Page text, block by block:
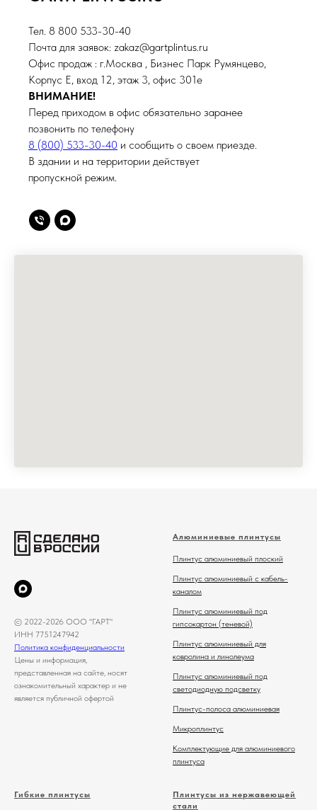
Тел. 8 800 533-30-40
Почта для заявок: zakaz@gartplintus.ru
Офис продаж : г.Москва , Бизнес Парк Румянцево,
Корпус Е, вход 12, этаж 3, офис 301е
ВНИМАНИЕ!
Перед приходом в офис обязательно заранее
позвонить по телефону
8 (800) 533-30-40 и сообщить о своем приезде.
В здании и на территории действует
пропускной режим.
© 2022-2026 ООО "ГАРТ"
ИНН 7751247942
Политика конфиденциальности
Цены и информация,
представленная на сайте, носят
ознакомительный характер и не
является публичной офертой
Алюминиевые плинтусы
Плинтус алюминиевый плоский
Плинтус алюминиевый с кабель-
каналом
Плинтус алюминиевый под
гипсокартон (теневой)
Плинтус алюминиевый для
ковролина и линолеума
Плинтус алюминиевый под
светодиодную подсветку
Плинтус-полоса алюминиевая
Микроплинтус
Комплектующие для алюминиевого
плинтуса
Гибкие плинтусы
Плинтусы из нержавеющей
стали